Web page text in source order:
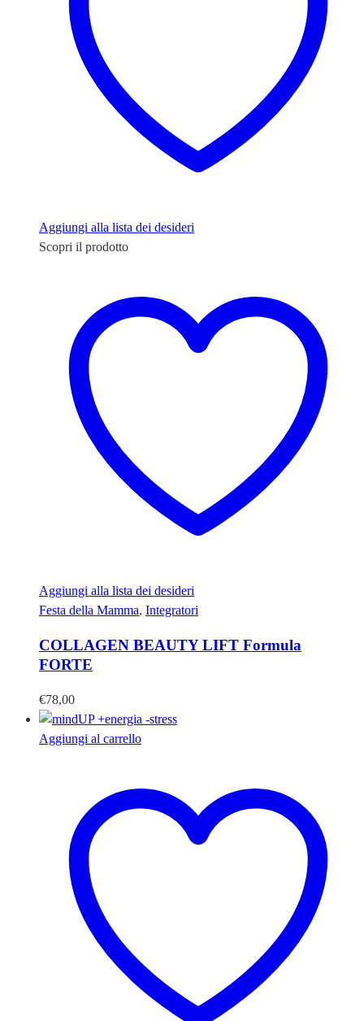
Aggiungi alla lista dei desideri
Scopri il prodotto
Aggiungi alla lista dei desideri
Festa della Mamma, Integratori
COLLAGEN BEAUTY LIFT Formula
FORTE
€78,00
Aggiungi al carrello